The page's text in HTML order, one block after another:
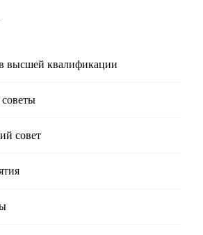
высшей квалификации
совет